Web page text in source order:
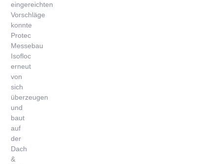
eingereichten
Vorschläge
konnte
Protec
Messebau
Isofloc
erneut
von
sich
überzeugen
und
baut
auf
der
Dach
&